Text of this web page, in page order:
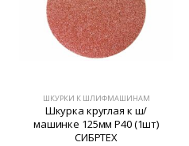
ШКУРКИ К ШЛИФМАШИНАМ
Шкурка круглая к ш/
машинке 125мм Р40 (1шт)
СИБРТЕХ